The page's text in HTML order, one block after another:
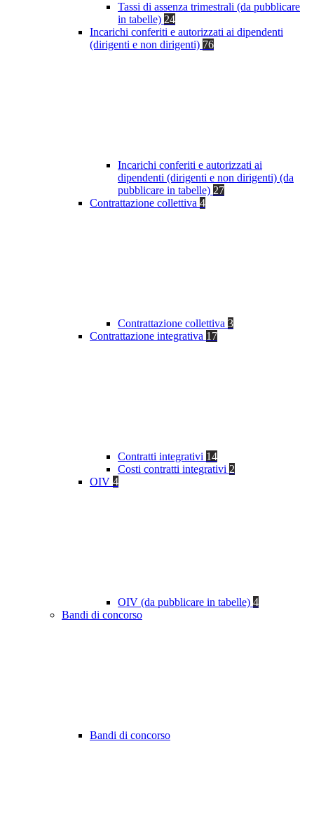
Tassi di assenza trimestrali (da pubblicare
in tabelle) 24
Incarichi conferiti e autorizzati ai dipendenti
(dirigenti e non dirigenti) 76
Incarichi conferiti e autorizzati ai
dipendenti (dirigenti e non dirigenti) (da
pubblicare in tabelle) 27
Contrattazione collettiva 4
Contrattazione collettiva 3
Contrattazione integrativa 17
Contratti integrativi 14
Costi contratti integrativi 2
OIV 4
OIV (da pubblicare in tabelle) 4
Bandi di concorso
Bandi di concorso